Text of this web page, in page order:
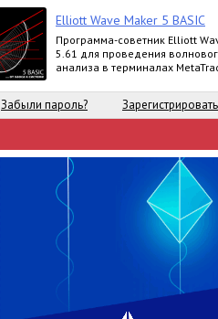
Elliott Wave Maker 5 BASIC
Программа-советник Elliott
5.61 для проведения
анализа в терминалах
Extended
Забыли пароль?